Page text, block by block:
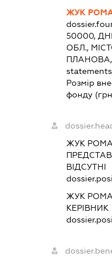
ЖУК
50000,
ОБЛ.,
Розмір
фонду
ЖУК
ВІДСУТНІ
ЖУК
КЕРІВНИК